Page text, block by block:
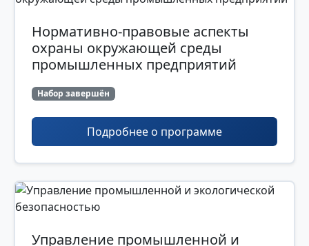
Нормативно-правовые аспекты
охраны окружающей среды
промышленных предприятий
Набор завершён
Подробнее о программе
Управление промышленной и